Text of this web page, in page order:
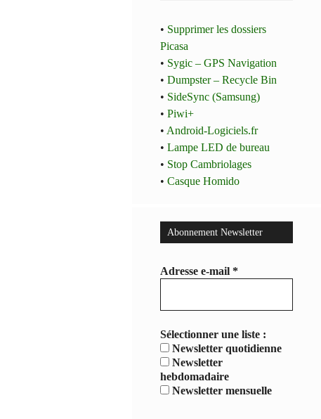
• Supprimer les dossiers
Picasa
• Sygic – GPS Navigation
•Dumpster – Recycle Bin
• SideSync (Samsung)
•Piwi+
• Android-Logiciels.fr
•Lampe LED de bureau
• Stop Cambriolages
•Casque Homido
Abonnement Newsletter
Adresse e-mail *
Sélectionner une liste :
Newsletter quotidienne
Newsletter
hebdomadaire
Newsletter mensuelle